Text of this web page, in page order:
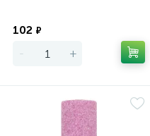
102 ₽
- +